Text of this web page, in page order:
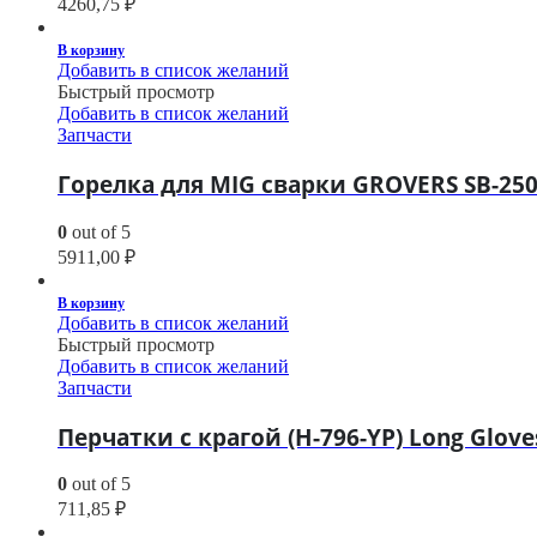
4260,75 ₽
В корзину
Добавить в список желаний
Быстрый просмотр
Добавить в список желаний
Запчасти
Горелка для MIG сварки GROVERS SB-
0 out of 5
5911,00 ₽
В корзину
Добавить в список желаний
Быстрый просмотр
Добавить в список желаний
Запчасти
Перчатки с крагой (H-796-YP) Long
0 out of 5
711,85 ₽